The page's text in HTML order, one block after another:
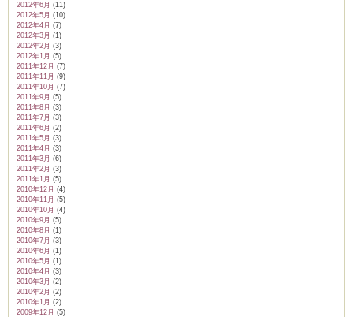
2012年6月 (11)
2012年5月 (10)
2012年4月 (7)
2012年3月 (1)
2012年2月 (3)
2012年1月 (5)
2011年12月 (7)
2011年11月 (9)
2011年10月 (7)
2011年9月 (5)
2011年8月 (3)
2011年7月 (3)
2011年6月 (2)
2011年5月 (3)
2011年4月 (3)
2011年3月 (6)
2011年2月 (3)
2011年1月 (5)
2010年12月 (4)
2010年11月 (5)
2010年10月 (4)
2010年9月 (5)
2010年8月 (1)
2010年7月 (3)
2010年6月 (1)
2010年5月 (1)
2010年4月 (3)
2010年3月 (2)
2010年2月 (2)
2010年1月 (2)
2009年12月 (5)